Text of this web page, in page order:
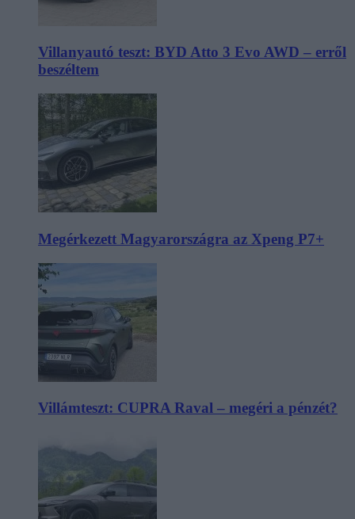
Villanyautó teszt: BYD Atto 3 Evo AWD – erről
beszéltem
Megérkezett Magyarországra az Xpeng P7+
Villámteszt: CUPRA Raval – megéri a pénzét?